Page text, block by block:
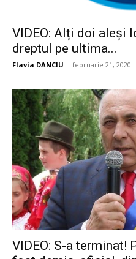
VIDEO: Alți doi aleși
dreptul pe ultima...
Flavia DANCIU - februarie 21, 2020
VIDEO: S-a terminat!